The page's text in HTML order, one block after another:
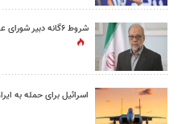
شروط ۶گانه دبیر شورای عالی امنیت ملی برای بازگشایی تنگه هرمز
اسرائیل برای حمله به